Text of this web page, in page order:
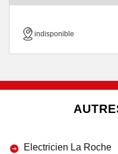
indisponible
Electricien La Roche